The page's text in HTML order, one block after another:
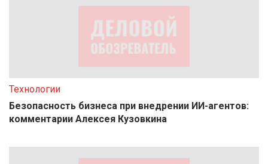
Технологии
Безопасность бизнеса при внедрении ИИ-агентов:
комментарии Алексея Кузовкина